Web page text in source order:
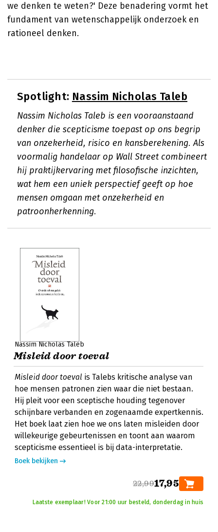
we denken te weten?' Deze benadering vormt het
fundament van wetenschappelijk onderzoek en
rationeel denken.
Spotlight: Nassim Nicholas Taleb
Nassim Nicholas Taleb is een vooraanstaand
denker die scepticisme toepast op ons begrip
van onzekerheid, risico en kansberekening. Als
voormalig handelaar op Wall Street combineert
hij praktijkervaring met filosofische inzichten,
wat hem een uniek perspectief geeft op hoe
mensen omgaan met onzekerheid en
patroonherkenning.
Nassim Nicholas Taleb
Misleid door toeval
Misleid door toeval is Talebs kritische analyse van
hoe mensen patronen zien waar die niet bestaan.
Hij pleit voor een sceptische houding tegenover
schijnbare verbanden en zogenaamde expertkennis.
Het boek laat zien hoe we ons laten misleiden door
willekeurige gebeurtenissen en toont aan waarom
scepticisme essentieel is bij data-interpretatie.
Boek bekijken
22,9917,95
Laatste exemplaar! Voor 21:00 uur besteld, donderdag in huis